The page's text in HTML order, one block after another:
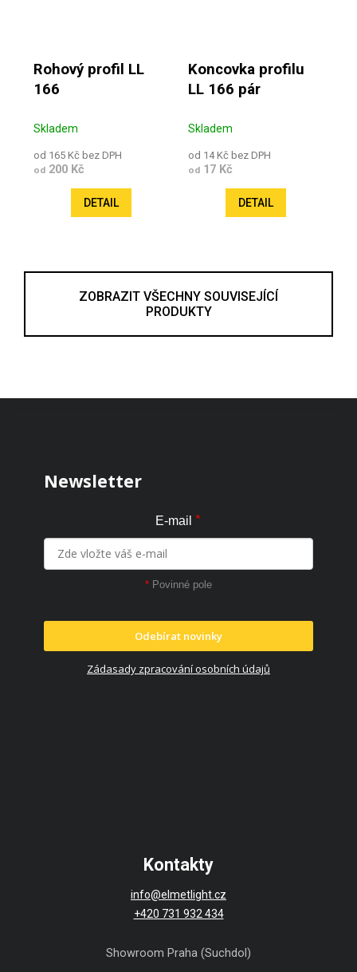
Rohový profil LL
166
Skladem
od 165 Kč bez DPH
od200 Kč
DETAIL
Koncovka profilu
LL 166 pár
Skladem
od 14 Kč bez DPH
od17 Kč
DETAIL
ZOBRAZIT VŠECHNY SOUVISEJÍCÍ
PRODUKTY
Newsletter
E-mail *
* Povinné pole
Odebírat novinky
Zádasady zpracování osobních údajů
Kontakty
info@elmetlight.cz
+420 731 932 434
Showroom Praha (Suchdol)